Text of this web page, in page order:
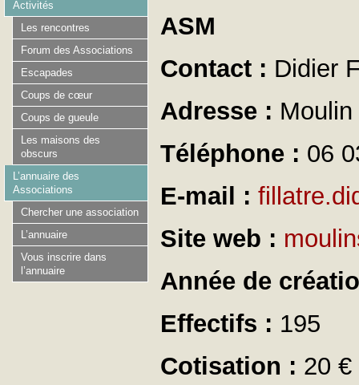
ASM
Contact : Didier
Adresse :
Téléphone : 06
E-mail :
Site web :
Année de
Effectifs : 195
Cotisation : 20 €
Activités
Les rencontres
Forum des Associations
Escapades
Coups de cœur
Coups de gueule
Les maisons des
obscurs
L’annuaire des
Associations
Chercher une association
L’annuaire
Vous inscrire dans
l’annuaire